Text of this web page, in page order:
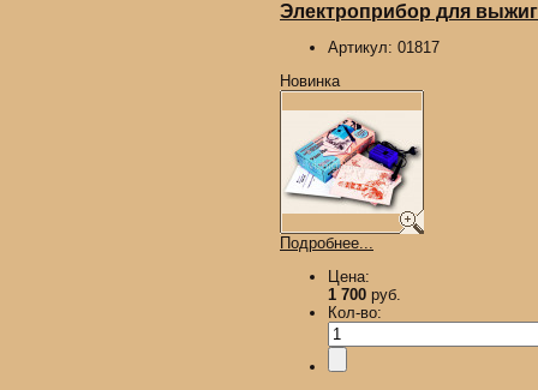
Электроприбор для
Артикул: 01817
Новинка
Подробнее...
Цена:
1 700 руб.
Кол-во: